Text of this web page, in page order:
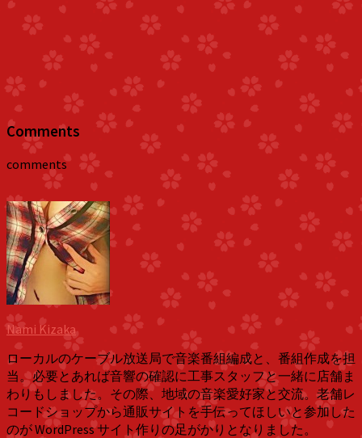
Comments
comments
Nami Kizaka
ローカルのケーブル放送局で音楽番組編成と、番組作成を担
当。必要とあれば音響の確認に工事スタッフと一緒に店舗ま
わりもしました。その際、地域の音楽愛好家と交流。老舗レ
コードショップから通販サイトを手伝ってほしいと参加した
のが WordPress サイト作りの足がかりとなりました。